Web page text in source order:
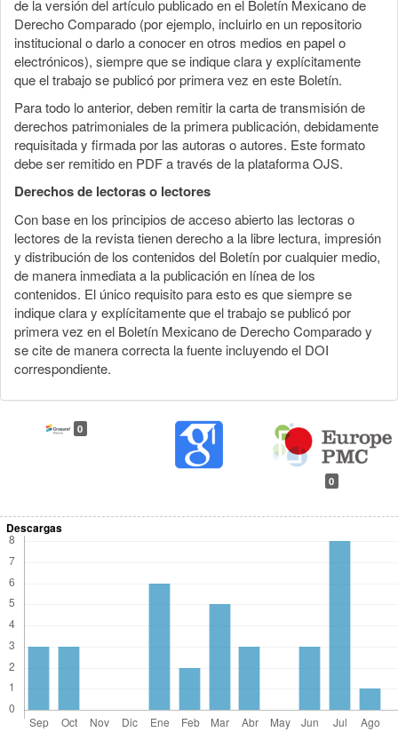
de la versión del artículo publicado en el Boletín Mexicano de
Derecho Comparado (por ejemplo, incluirlo en un repositorio
institucional o darlo a conocer en otros medios en papel o
electrónicos), siempre que se indique clara y explícitamente
que el trabajo se publicó por primera vez en este Boletín.
Para todo lo anterior, deben remitir la carta de transmisión de
derechos patrimoniales de la primera publicación, debidamente
requisitada y firmada por las autoras o autores. Este formato
debe ser remitido en PDF a través de la plataforma OJS.
Derechos de lectoras o lectores
Con base en los principios de acceso abierto las lectoras o
lectores de la revista tienen derecho a la libre lectura, impresión
y distribución de los contenidos del Boletín por cualquier medio,
de manera inmediata a la publicación en línea de los
contenidos. El único requisito para esto es que siempre se
indique clara y explícitamente que el trabajo se publicó por
primera vez en el Boletín Mexicano de Derecho Comparado y
se cite de manera correcta la fuente incluyendo el DOI
correspondiente.
0
0
Descargas